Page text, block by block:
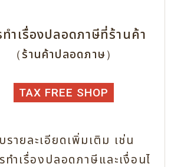
ทำเรื่องปลอดภาษีที่ร้านค้า
（ร้านค้าปลอดภาษ）
TAX FREE SHOP
รายละเอียดเพิ่มเติม เช่น
ทำเรื่องปลอดภาษีและเงื่อนไ